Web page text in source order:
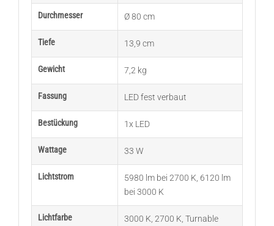
Durchmesser Ø 80 cm
Tiefe 13,9 cm
Gewicht 7,2 kg
Fassung LED fest verbaut
Bestückung 1x LED
Wattage 33 W
Lichtstrom 5980 lm bei 2700 K 6120 lm
bei 3000 K
Lichtfarbe 3000 K 2700 K Turnable